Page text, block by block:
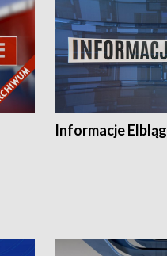
Informacje Elbląg